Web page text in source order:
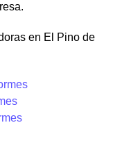
en El Pino de